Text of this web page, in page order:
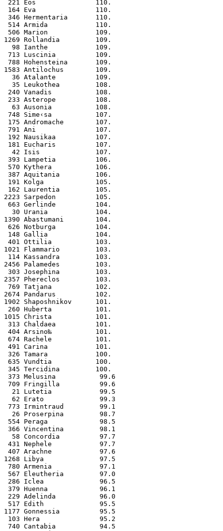
221 Eos               110.
164 Eva               110.
346 Hermentaria       110.
514 Armida            110.
506 Marion            109.
1269 Rollandia         109.
  98 Ianthe            109.
713 Luscinia          109.
788 Hohensteina       109.
1583 Antilochus        109.
  36 Atalante          109.
  35 Leukothea         108.
240 Vanadis           108.
233 Asterope          108.
  63 Ausonia           108.
748 Sime‹sa           107.
175 Andromache        107.
791 Ani               107.
192 Nausikaa          107.
181 Eucharis          107.
  42 Isis              107.
393 Lampetia          106.
570 Kythera           106.
387 Aquitania         106.
191 Kolga             105.
162 Laurentia         105.
2223 Sarpedon          105.
663 Gerlinde          104.
  30 Urania            104.
1390 Abastumani        104.
626 Notburga          104.
148 Gallia            104.
401 Ottilia           103.
1021 Flammario         103.
114 Kassandra         103.
2456 Palamedes         103.
303 Josephina         103.
2357 Phereclos         103.
769 Tatjana           102.
2674 Pandarus          102.
1902 Shaposhnikov      101.
260 Huberta           101.
1015 Christa           101.
313 Chaldaea          101.
404 Arsino‰           101.
674 Rachele           101.
491 Carina            101.
326 Tamara            100.
635 Vundtia           100.
345 Tercidina         100.
373 Melusina           99.6
709 Fringilla          99.6
  21 Lutetia            99.5
  62 Erato              99.3
773 Irmintraud         99.1
  26 Proserpina         98.7
554 Peraga             98.5
366 Vincentina         98.1
  58 Concordia          97.7
431 Nephele            97.7
407 Arachne            97.6
1268 Libya              97.5
780 Armenia            97.1
567 Eleutheria         97.0
286 Iclea              96.5
379 Huenna             96.1
229 Adelinda           96.0
517 Edith              95.5
1177 Gonnessia          95.5
103 Hera               95.2
740 Cantabia           94.5